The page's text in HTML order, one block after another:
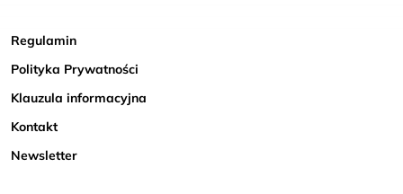
Regulamin
Polityka Prywatności
Klauzula informacyjna
Kontakt
Newsletter